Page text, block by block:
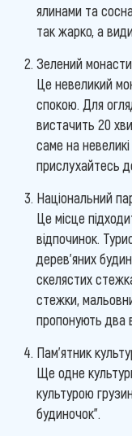
ялинами та
так жарко, а
Зелений
Це невеликий
спокою. Для
вистачить 20
саме на
прислухайтесь
Національний
Це місце
відпочинок.
дерев'яних
скелястих
стежки,
пропонують два
Пам'ятник
Ще одне
культурою
будиночок".